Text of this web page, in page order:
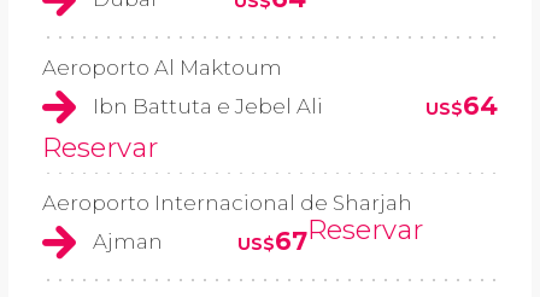
Aeroporto Al Maktoum
Ibn Battuta e Jebel Ali
US$64
Reservar
Aeroporto Internacional de Sharjah
Ajman
US$67Reservar